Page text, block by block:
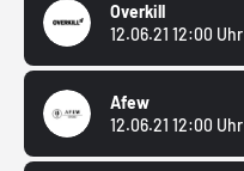
Overkill
12.06.21 12:00 Uhr
Afew
12.06.21 12:00 Uhr